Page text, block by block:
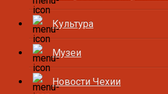
Культура
Музеи
Новости Чехии